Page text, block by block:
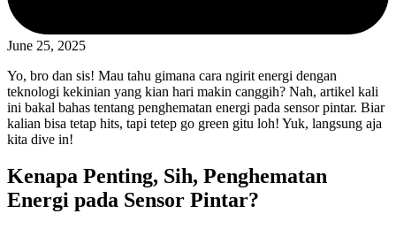
June 25, 2025
Yo, bro dan sis! Mau tahu gimana cara ngirit energi dengan
teknologi kekinian yang kian hari makin canggih? Nah, artikel kali
ini bakal bahas tentang penghematan energi pada sensor pintar. Biar
kalian bisa tetap hits, tapi tetep go green gitu loh! Yuk, langsung aja
kita dive in!
Kenapa Penting, Sih, Penghematan
Energi pada Sensor Pintar?